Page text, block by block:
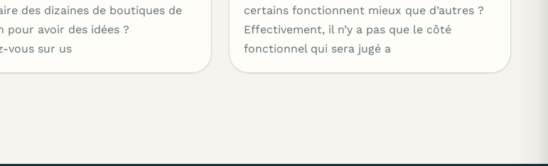
des dizaines de boutiques de
pour avoir des idées ?
vous sur us
certains fonctionnent mieux que d’autres ?
Effectivement, il n’y a pas que le côté
fonctionnel qui sera jugé a